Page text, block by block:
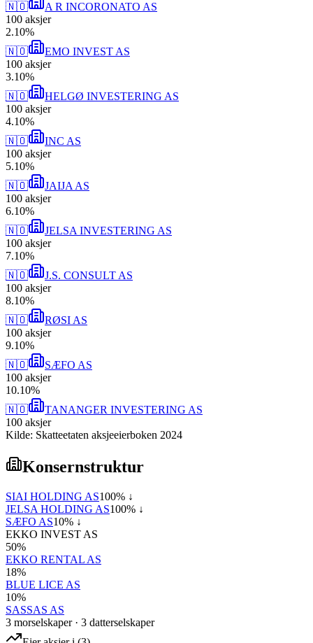
🇳🇴
A R INCORONATO AS
100 aksjer
2.10%
🇳🇴
EMO INVEST AS
100 aksjer
3.10%
🇳🇴
HELGØ INVESTERING AS
100 aksjer
4.10%
🇳🇴
INC AS
100 aksjer
5.10%
🇳🇴
JAIJA AS
100 aksjer
6.10%
🇳🇴
JELSA INVESTERING AS
100 aksjer
7.10%
🇳🇴
J.S. CONSULT AS
100 aksjer
8.10%
🇳🇴
RØSI AS
100 aksjer
9.10%
🇳🇴
SÆFO AS
100 aksjer
10.10%
🇳🇴
TANANGER INVESTERING AS
100 aksjer
Kilde: Skatteetaten aksjeeierboken 2024
Konsernstruktur
SIAI HOLDING AS100% ↓
JELSA HOLDING AS100% ↓
SÆFO AS10% ↓
EKKO INVEST AS
50%
EKKO RENTAL AS
18%
BLUE LICE AS
10%
SASSAS AS
3 morselskaper· 3 datterselskaper